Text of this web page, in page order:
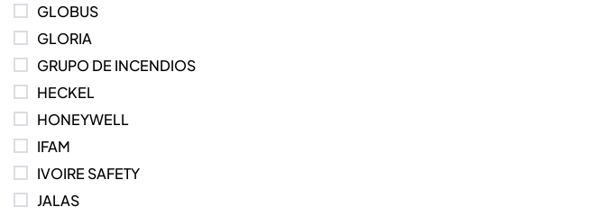
GLOBUS
GLORIA
GRUPO DE INCENDIOS
HECKEL
HONEYWELL
IFAM
IVOIRE SAFETY
JALAS